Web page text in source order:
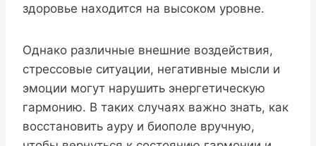
здоровье находится на высоком уровне.
Однако различные внешние воздействия,
стрессовые ситуации, негативные мысли и
эмоции могут нарушить энергетическую
гармонию. В таких случаях важно знать, как
восстановить ауру и биополе вручную,